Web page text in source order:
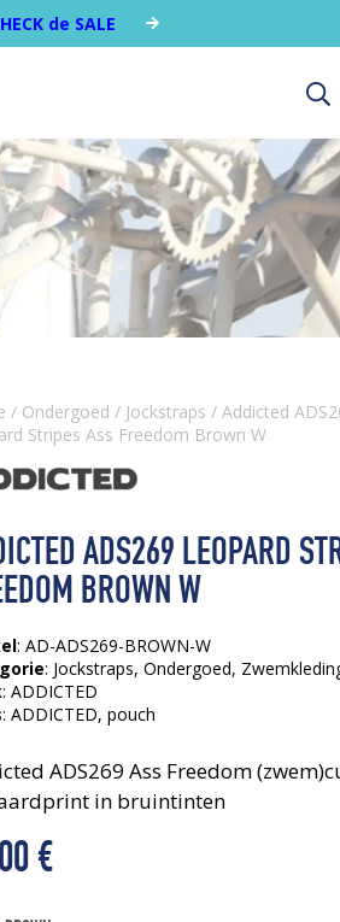
de SALE
/ Ondergoed / Jockstraps / Addicted
Stripes Ass Freedom Brown W
ADS269 LEOPARD
BROWN W
: AD-ADS269-BROWN-W
: Jockstraps,Ondergoed,
: ADDICTED
:ADDICTED, pouch
ADS269 Ass Freedom
in bruintinten
€